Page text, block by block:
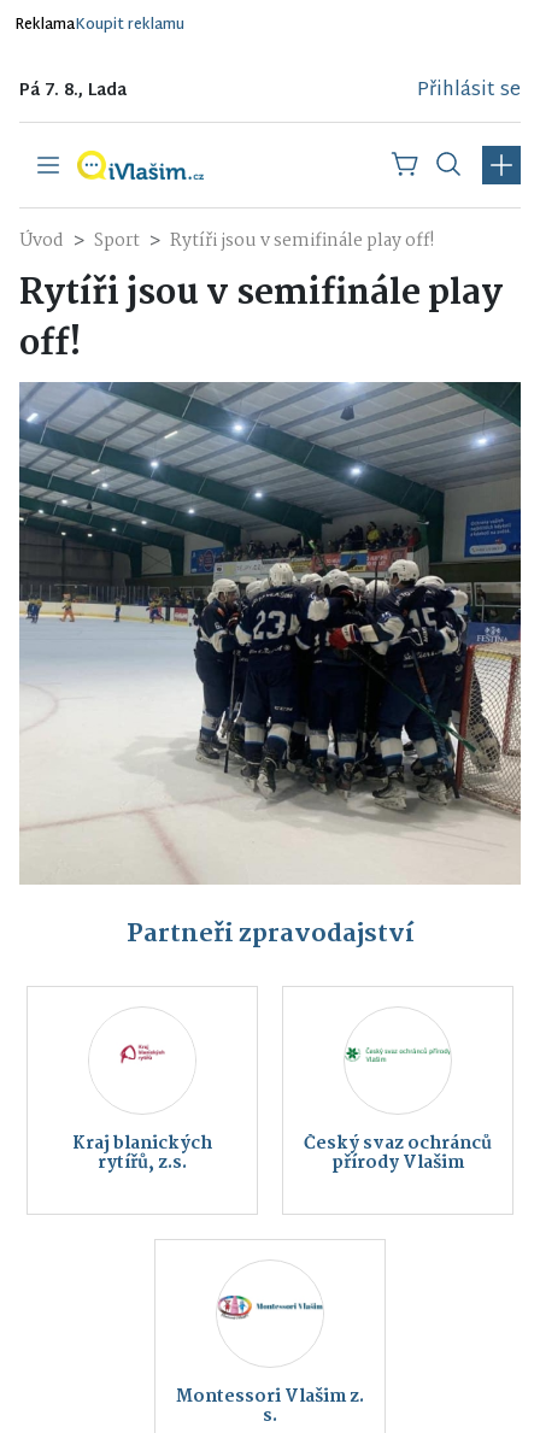
ReklamaKoupit reklamu
Pá 7. 8., Lada Přihlásit se
Úvod Sport Rytíři jsou v semifinále play off!
Rytíři jsou v semifinále play
off!
Partneři zpravodajství
Kraj blanických
rytířů, z.s.
Český svaz ochránců
přírody Vlašim
Montessori Vlašim z.
s.